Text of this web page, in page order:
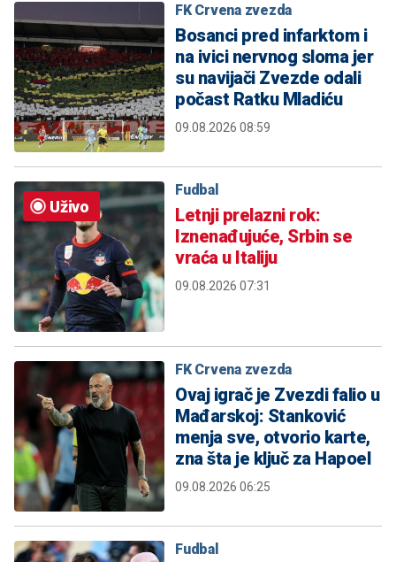
FK Crvena zvezda
Bosanci pred infarktom i
na ivici nervnog sloma jer
su navijači Zvezde odali
počast Ratku Mladiću
09.08.2026 08:59
Uživo
Fudbal
Letnji prelazni rok:
Iznenađujuće, Srbin se
vraća u Italiju
09.08.2026 07:31
FK Crvena zvezda
Ovaj igrač je Zvezdi falio u
Mađarskoj: Stanković
menja sve, otvorio karte,
zna šta je ključ za Hapoel
09.08.2026 06:25
Fudbal